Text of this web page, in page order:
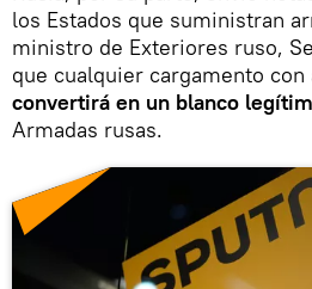
los Estados que suministran
ministro de Exteriores ruso,
que cualquier cargamento con
convertirá en un blanco
Armadas rusas.